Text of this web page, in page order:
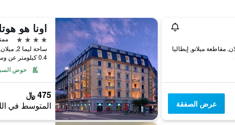
عرض الصفقة
اونا هو
4 نجوم
ساحة ليما 2, ميلان, مقاطعة ميلانو, إيطاليا
0.4 كيلومتر عن وسط المدينة
حوض
475 ﷼
المتوسط في